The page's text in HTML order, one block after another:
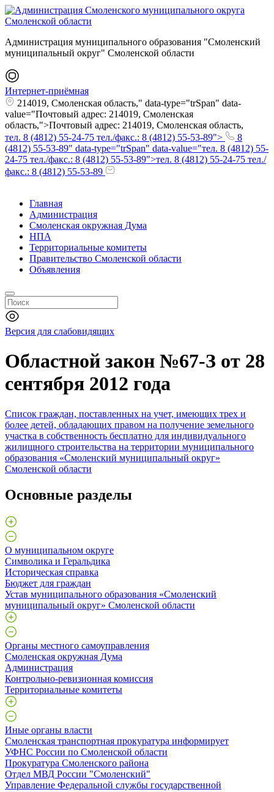
Администрация муниципального образования "Смоленский
муниципальный округ" Смоленской области
Интернет-приёмная
214019, Смоленская область," data-type="trSpan" data-
value="Почтовый адрес: 214019, Смоленская
область,">Почтовый адрес: 214019, Смоленская область,
тел. 8 (4812) 55-24-75 тел./факс.: 8 (4812) 55-53-89">
8
(4812) 55-53-89" data-type="trSpan" data-value="тел. 8 (4812) 55-
24-75 тел./факс.: 8 (4812) 55-53-89">тел. 8 (4812) 55-24-75 тел./
факс.: 8 (4812) 55-53-89
Главная
Администрация
Смоленская окружная Дума
НПА
Территориальные комитеты
Правительство Смоленской области
Объявления
Версия для слабовидящих
Областной закон №67-З от 28
сентября 2012 года
Список граждан, поставленных на учет, имеющих трех и
более детей, обладающих правом на получение земельного
участка в собственность бесплатно для индивидуального
жилищного строительства на территории муниципального
образования «Смоленский муниципальный округ»
Смоленской области
Основные разделы
О муниципальном округе
Символика и Геральдика
Историческая справка
Бюджет для граждан
Устав муниципального образования «Смоленский
муниципальный округ» Смоленской области
Органы местного самоуправления
Смоленская окружная Дума
Администрация
Контрольно-ревизионная комиссия
Территориальные комитеты
Иные органы власти
Смоленская транспортная прокуратура информирует
УФНС России по Смоленской области
Прокуратура Смоленского района
Отдел МВД России "Смоленский"
Управление Федеральной службы государственной